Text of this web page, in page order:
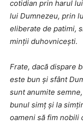
cotidian prin harul
lui Dumnezeu, prin
eliberate de patimi,
minții duhovnicești.
Frate, dacă dispare
este bun și sfânt
sunt anumite
bunul simț și la
oameni să fim nobili